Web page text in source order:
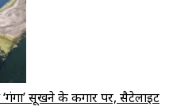
सूखने के कगार पर, सैटेलाइट